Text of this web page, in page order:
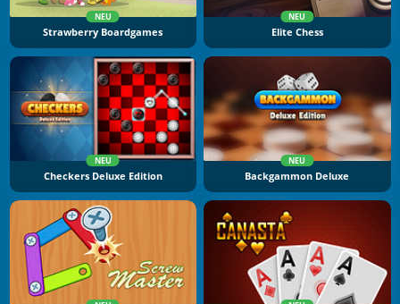
NEU
Strawberry Boardgames
NEU
Elite Chess
NEU
Checkers Deluxe Edition
NEU
Backgammon Deluxe